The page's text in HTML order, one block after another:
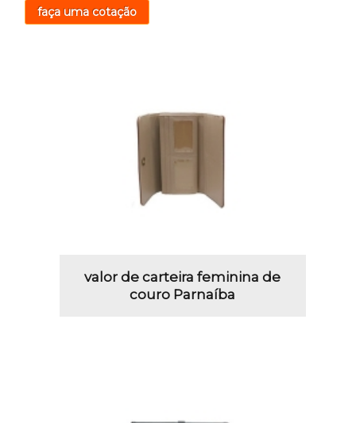
faça uma cotação
valor de carteira feminina de
couro Parnaíba